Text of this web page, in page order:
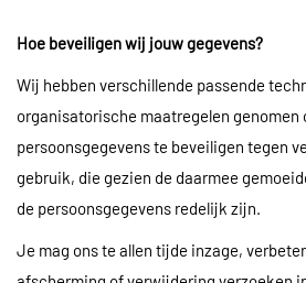
Hoe beveiligen wij jouw gegevens?
Wij hebben verschillende passende
organisatorische maatregelen genomen
persoonsgegevens te beveiligen tegen
gebruik, die gezien de daarmee
de persoonsgegevens redelijk zijn.
Je mag ons te allen tijde inzage,